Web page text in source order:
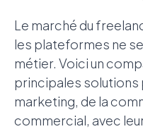
Le marché du
les plateformes ne
métier. Voici un
principales solutions
marketing, de la
commercial, avec